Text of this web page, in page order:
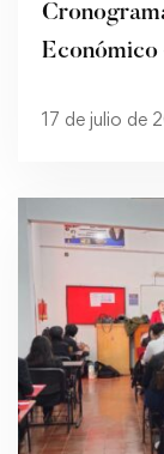
Económico
17 de julio de